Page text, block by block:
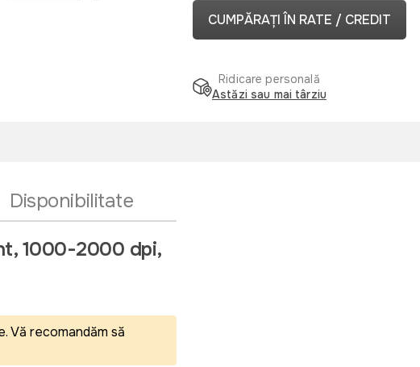
CUMPĂRAȚI ÎN RATE / CREDIT
Ridicare personală
Astăzi sau mai târziu
Disponibilitate
1000-2000 dpi,
Vă recomandăm să